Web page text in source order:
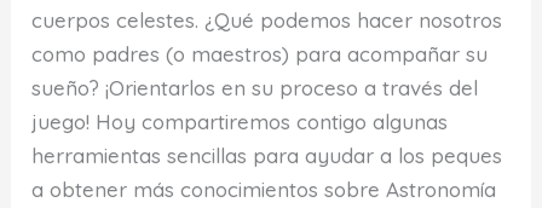
cuerpos celestes. ¿Qué podemos hacer nosotros
como padres (o maestros) para acompañar su
sueño? ¡Orientarlos en su proceso a través del
juego! Hoy compartiremos contigo algunas
herramientas sencillas para ayudar a los peques
a obtener más conocimientos sobre Astronomía